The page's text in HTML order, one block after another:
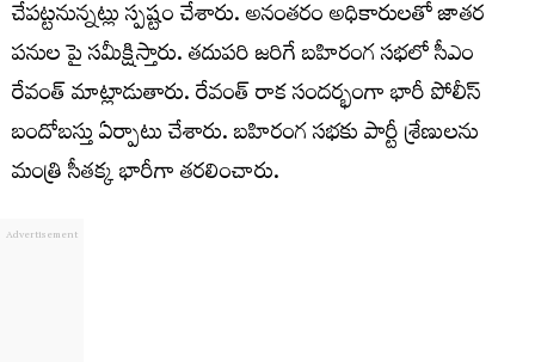
చేపట్టనున్నట్లు స్పష్టం చేశారు. అనంతరం అధికారులతో జాతర
పనుల పై సమీక్షిస్తారు. తదుపరి జరిగే బహిరంగ సభలో సీఎం
రేవంత్ మాట్లాడుతారు. రేవంత్ రాక సందర్భంగా భారీ పోలీస్
బందోబస్తు ఏర్పాటు చేశారు. బహిరంగ సభకు పార్టీ శ్రేణులను
మంత్రి సీతక్క భారీగా తరలించారు.